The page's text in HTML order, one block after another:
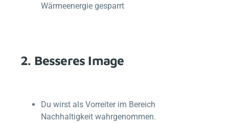
Wärmeenergie gesparrt
2. Besseres Image
Du wirst als Vorreiter im Bereich
Nachhaltigkeit wahrgenommen.